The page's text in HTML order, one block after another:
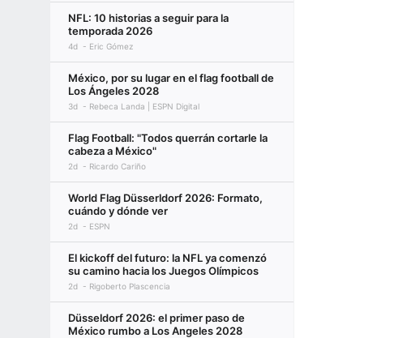
NFL: 10 historias a seguir para la
temporada 2026
4d Eric Gómez
México, por su lugar en el flag football de
Los Ángeles 2028
3d Rebeca Landa | ESPN Digital
Flag Football: "Todos querrán cortarle la
cabeza a México"
2d Ricardo Cariño
World Flag Düsserldorf 2026: Formato,
cuándo y dónde ver
2d ESPN
El kickoff del futuro: la NFL ya comenzó
su camino hacia los Juegos Olímpicos
2d Rigoberto Plascencia
Düsseldorf 2026: el primer paso de
México rumbo a Los Angeles 2028